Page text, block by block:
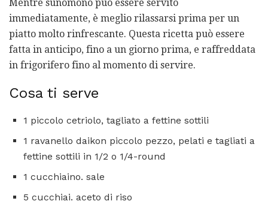
Mentre sunomono può essere servito
immediatamente, è meglio rilassarsi prima per un
piatto molto rinfrescante. Questa ricetta può essere
fatta in anticipo, fino a un giorno prima, e raffreddata
in frigorifero fino al momento di servire.
Cosa ti serve
1 piccolo cetriolo, tagliato a fettine sottili
1 ravanello daikon piccolo pezzo, pelati e tagliati a
fettine sottili in 1/2 o 1/4-round
1 cucchiaino. sale
5 cucchiai. aceto di riso